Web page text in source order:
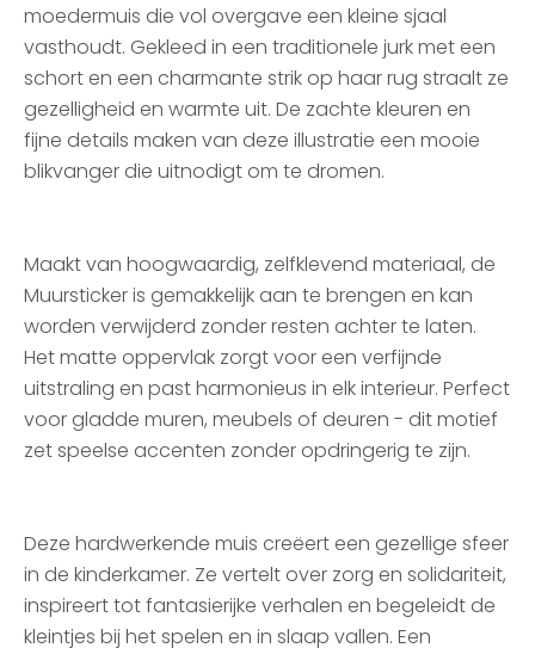
moedermuis die vol overgave een kleine sjaal
vasthoudt. Gekleed in een traditionele jurk met een
schort en een charmante strik op haar rug straalt ze
gezelligheid en warmte uit. De zachte kleuren en
fijne details maken van deze illustratie een mooie
blikvanger die uitnodigt om te dromen.
Maakt van hoogwaardig, zelfklevend materiaal, de
Muursticker is gemakkelijk aan te brengen en kan
worden verwijderd zonder resten achter te laten.
Het matte oppervlak zorgt voor een verfijnde
uitstraling en past harmonieus in elk interieur. Perfect
voor gladde muren, meubels of deuren - dit motief
zet speelse accenten zonder opdringerig te zijn.
Deze hardwerkende muis creëert een gezellige sfeer
in de kinderkamer. Ze vertelt over zorg en solidariteit,
inspireert tot fantasierijke verhalen en begeleidt de
kleintjes bij het spelen en in slaap vallen. Een